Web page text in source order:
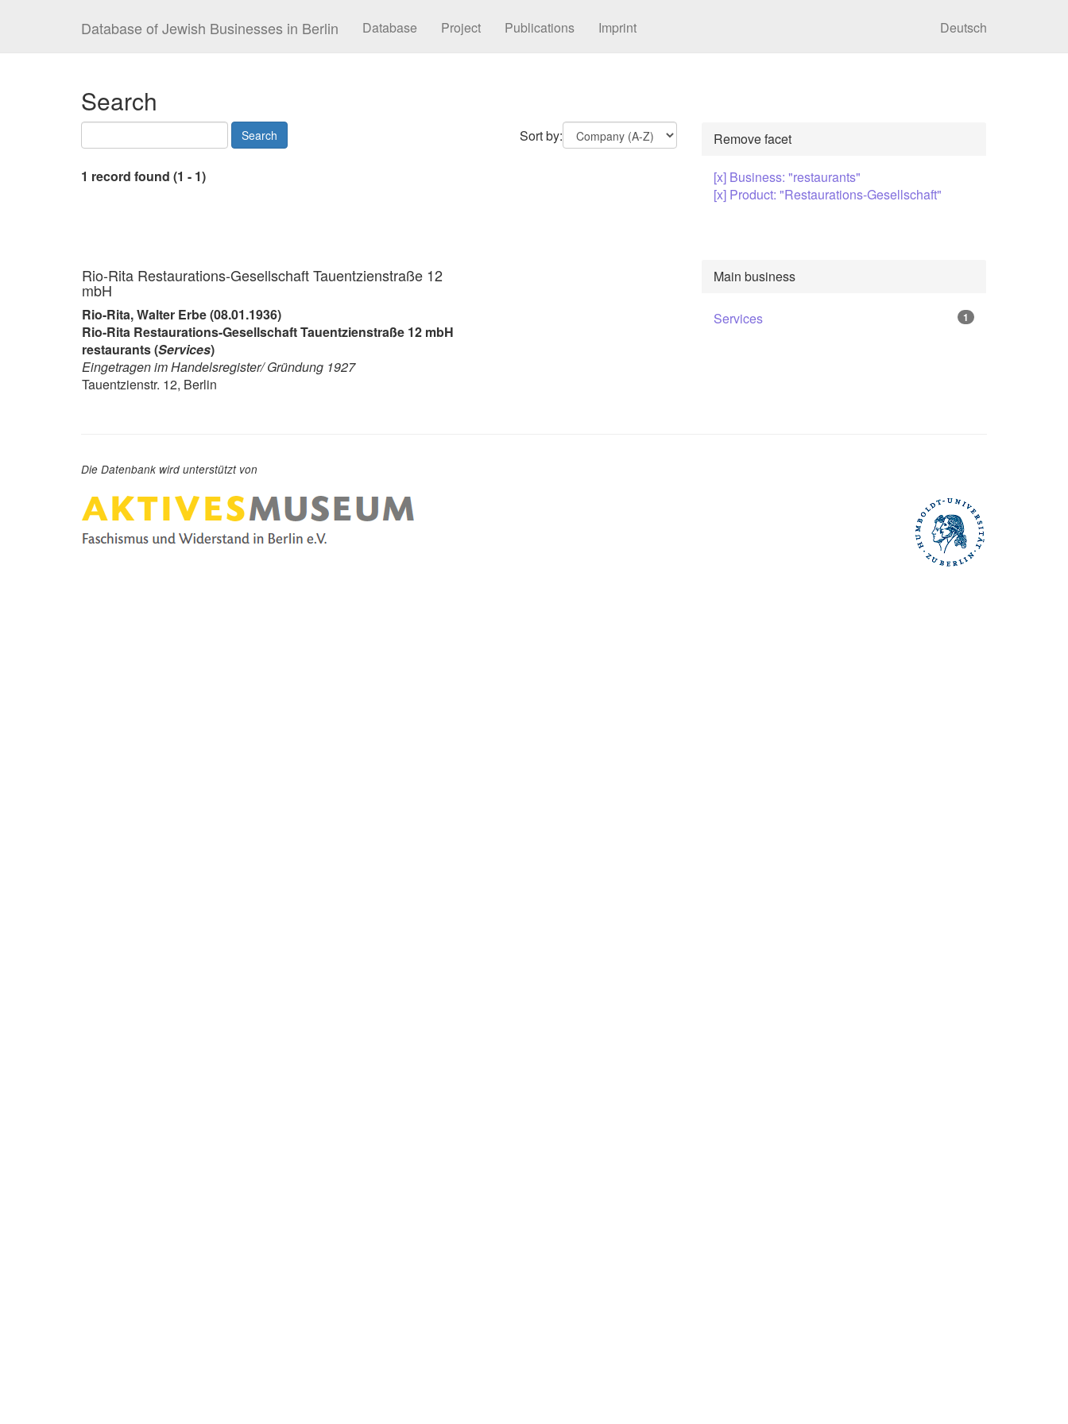
Database of Jewish Businesses in Berlin Database Project Publications Imprint Deutsch
Search
Sort by:
1 record found (1 - 1)
Remove facet
[x] Business: "restaurants"
[x] Product: "Restaurations-Gesellschaft"
Rio-Rita Restaurations-Gesellschaft Tauentzienstraße 12
mbH
Rio-Rita, Walter Erbe (08.01.1936)
Rio-Rita Restaurations-Gesellschaft Tauentzienstraße 12 mbH
restaurants (Services)
Eingetragen im Handelsregister/ Gründung 1927
Tauentzienstr. 12, Berlin
Main business
Services 1
Die Datenbank wird unterstützt von